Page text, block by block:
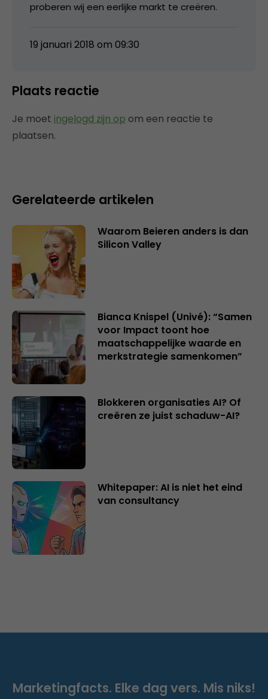
proberen wij een eerlijke markt te creëren.
19 januari 2018 om 09:30
Plaats reactie
Je moet ingelogd zijn op om een reactie te
plaatsen.
Gerelateerde artikelen
Waarom Beieren anders is dan
Silicon Valley
Bianca Knispel (Univé): “Samen
voor Impact toont hoe
maatschappelijke waarde en
merkstrategie samenkomen”
Blokkeren organisaties AI? Of
creëren ze juist schaduw-AI?
Whitepaper: AI is niet het eind
van consultancy
Marketingfacts. Elke dag vers. Mis niks!